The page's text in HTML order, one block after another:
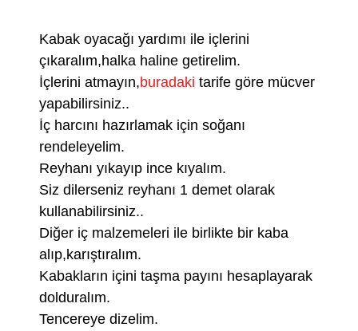
Kabak oyacağı yardımı ile içlerini
çıkaralım,halka haline getirelim.
İçlerini atmayın,buradaki tarife göre mücver
yapabilirsiniz..
İç harcını hazırlamak için soğanı
rendeleyelim.
Reyhanı yıkayıp ince kıyalım.
Siz dilerseniz reyhanı 1 demet olarak
kullanabilirsiniz..
Diğer iç malzemeleri ile birlikte bir kaba
alıp,karıştıralım.
Kabakların içini taşma payını hesaplayarak
dolduralım.
Tencereye dizelim.